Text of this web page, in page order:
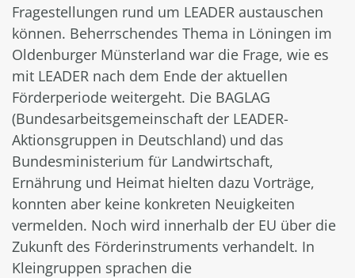
Fragestellungen rund um LEADER austauschen
können. Beherrschendes Thema in Löningen im
Oldenburger Münsterland war die Frage, wie es
mit LEADER nach dem Ende der aktuellen
Förderperiode weitergeht. Die BAGLAG
(Bundesarbeitsgemeinschaft der LEADER-
Aktionsgruppen in Deutschland) und das
Bundesministerium für Landwirtschaft,
Ernährung und Heimat hielten dazu Vorträge,
konnten aber keine konkreten Neuigkeiten
vermelden. Noch wird innerhalb der EU über die
Zukunft des Förderinstruments verhandelt. In
Kleingruppen sprachen die